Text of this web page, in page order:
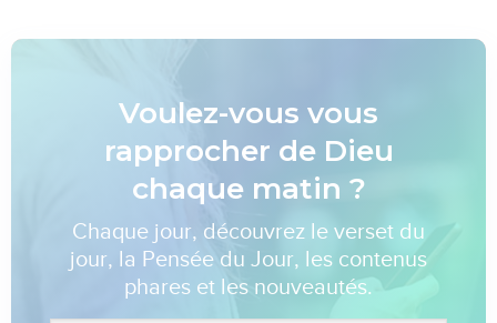
Voulez-vous vous
rapprocher de Dieu
chaque matin ?
Chaque jour, découvrez le verset du
jour, la Pensée du Jour, les contenus
phares et les nouveautés.